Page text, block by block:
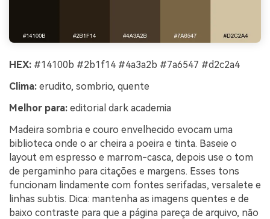
HEX: #14100b #2b1f14 #4a3a2b #7a6547 #d2c2a4
Clima: erudito, sombrio, quente
Melhor para: editorial dark academia
Madeira sombria e couro envelhecido evocam uma
biblioteca onde o ar cheira a poeira e tinta. Baseie o
layout em espresso e marrom-casca, depois use o tom
de pergaminho para citações e margens. Esses tons
funcionam lindamente com fontes serifadas, versalete e
linhas subtis. Dica: mantenha as imagens quentes e de
baixo contraste para que a página pareça de arquivo, não